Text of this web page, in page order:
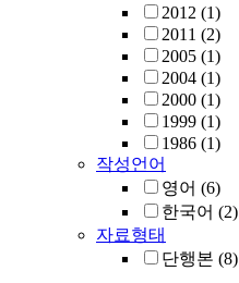
2012 (1)
2011 (2)
2005 (1)
2004 (1)
2000 (1)
1999 (1)
1986 (1)
작성언어
영어 (6)
한국어 (2)
자료형태
단행본 (8)